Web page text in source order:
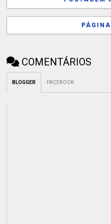
COMENTÁRIOS
BLOGGER FACEBOOK